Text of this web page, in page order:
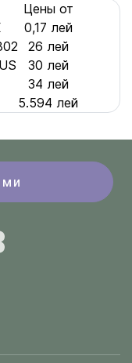
Цены от
0,17 лей
26 лей
30 лей
34 лей
5.594 лей